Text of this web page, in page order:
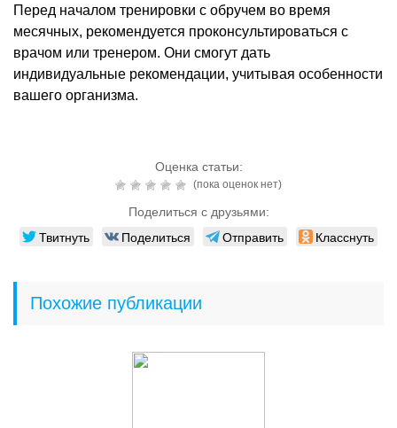
Перед началом тренировки с обручем во время
месячных, рекомендуется проконсультироваться с
врачом или тренером. Они смогут дать
индивидуальные рекомендации, учитывая особенности
вашего организма.
Оценка статьи:
(пока оценок нет)
Поделиться с друзьями:
Твитнуть Поделиться Отправить Класснуть
Похожие публикации